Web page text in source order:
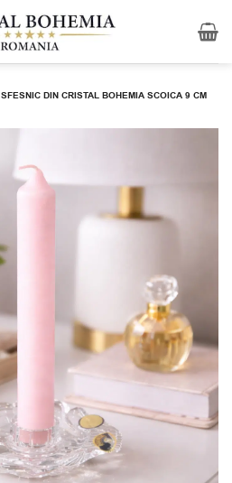
SFESNIC DIN CRISTAL BOHEMIA SCOICA 9 CM